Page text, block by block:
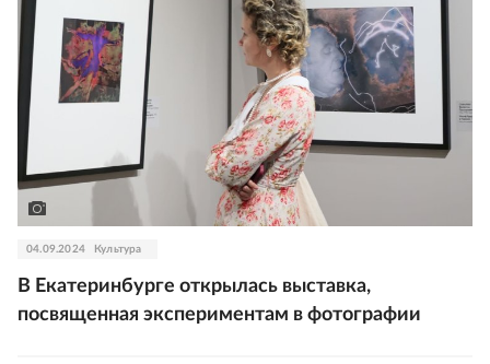
04.09.2024 Культура
В Екатеринбурге открылась выставка,
посвященная экспериментам в фотографии